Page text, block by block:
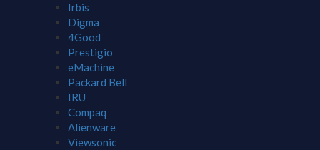
Irbis
Digma
4Good
Prestigio
eMachine
Packard Bell
IRU
Compaq
Alienware
Viewsonic